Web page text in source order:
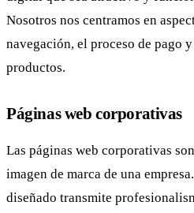
Nosotros nos centramos en
navegación, el proceso de pago
productos.
Páginas web corporativas
Las páginas web corporativas
imagen de marca de una
diseñado transmite